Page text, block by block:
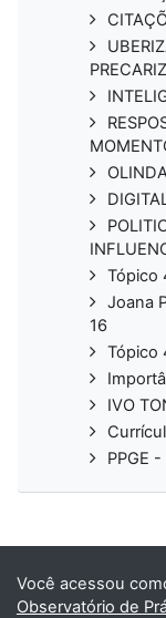
Tópico
Joana
16
Tópico
IVO
PPGE
Você acessou
Observatório de